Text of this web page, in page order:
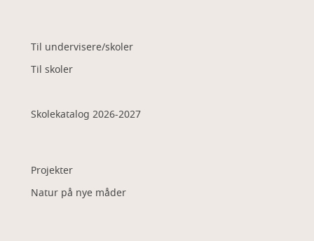
Til undervisere/skoler
Til skoler
Skolekatalog 2026-2027
Projekter
Natur på nye måder